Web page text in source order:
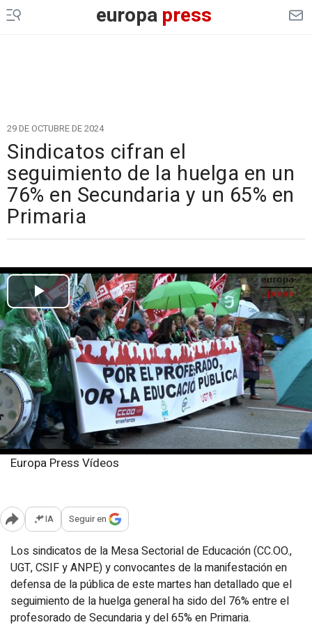
europapress
29 DE OCTUBRE DE 2024
Sindicatos cifran el
seguimiento de la huelga en un
76% en Secundaria y un 65% en
Primaria
Europa Press Vídeos
Abrir opciones para compartir
IA Seguir en
Los sindicatos de la Mesa Sectorial de Educación (CC.OO.,
UGT, CSIF y ANPE) y convocantes de la manifestación en
defensa de la pública de este martes han detallado que el
seguimiento de la huelga general ha sido del 76% entre el
profesorado de Secundaria y del 65% en Primaria.